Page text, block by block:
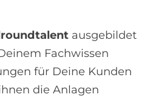
ausgebildet
Fachwissen
für Deine Kunden
die Anlagen